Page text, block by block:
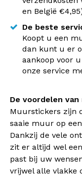
en België
De beste
Koopt u een
dan kunt u er
aankoop voor
onze service
De voordelen
Muurstickers zijn
saaie muur op
Dankzij de vele
zit er altijd wel
past bij uw
vrijwel alle vlakke